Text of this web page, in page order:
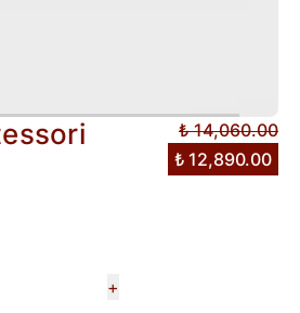
₺ 14,060.00
₺ 12,890.00
+